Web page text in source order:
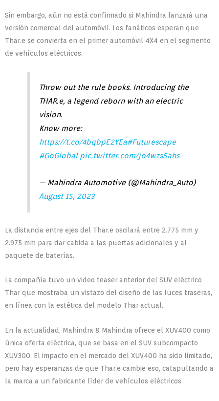
Sin embargo, aún no está confirmado si Mahindra lanzará una
versión comercial del automóvil. Los fanáticos esperan que
Thar.e se convierta en el primer automóvil 4X4 en el segmento
de vehículos eléctricos.
Throw out the rule books. Introducing the
THAR.e, a legend reborn with an electric
vision.
Know more:
https://t.co/4bqbpE2YEa#Futurescape
#GoGlobal pic.twitter.com/jo4wzs5ahs
— Mahindra Automotive (@Mahindra_Auto)
August 15, 2023
La distancia entre ejes del Thar.e oscilará entre 2.775 mm y
2.975 mm para dar cabida a las puertas adicionales y al
paquete de baterías.
La compañía tuvo un video teaser anterior del SUV eléctrico
Thar que mostraba un vistazo del diseño de las luces traseras,
en línea con la estética del modelo Thar actual.
En la actualidad, Mahindra & Mahindra ofrece el XUV400 como
única oferta eléctrica, que se basa en el SUV subcompacto
XUV300. El impacto en el mercado del XUV400 ha sido limitado,
pero hay esperanzas de que Thar.e cambie eso, catapultando a
la marca a un fabricante líder de vehículos eléctricos.